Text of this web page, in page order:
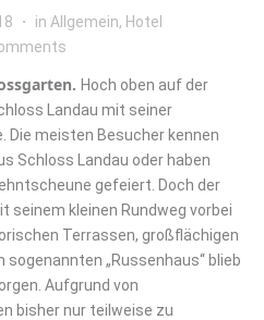
in Allgemein, Hotel
Hoch oben auf der
Landau mit seiner
meisten Besucher kennen
Schloss Landau oder haben
gefeiert. Doch der
kleinen Rundweg vorbei
Terrassen, großflächigen
sogenannten „Russenhaus“ blieb
Aufgrund von
bisher nur teilweise zu